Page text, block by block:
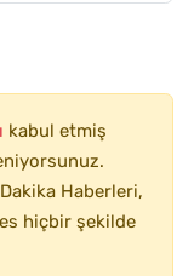
kabul etmiş
Haberleri,
hiçbir şekilde